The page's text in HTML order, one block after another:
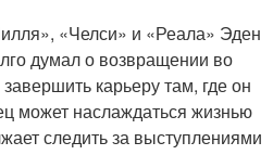
«Челси» и «Реала» Эден
думал о возвращении во
карьеру там, где он
может наслаждаться жизнью
следить за выступлениями